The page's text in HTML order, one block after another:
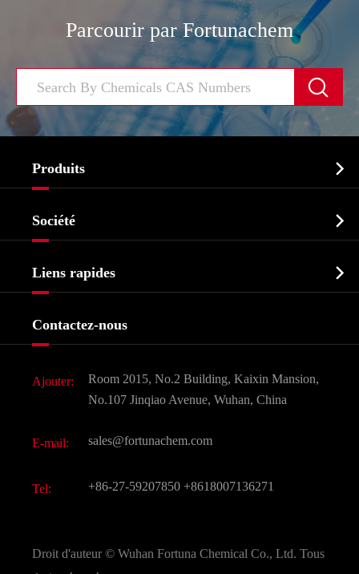
Parcourir par Fortunachem

Produits 
Biochimique
Produits agrochimiques et intermédiaires
Ingrédients cosmétiques
Saveurs et parfums
CAS chimiques
Société 
Histoire de l'entreprise
Liens rapides 
Contactez-nous
Ajouter:
Room 2015, No.2 Building, Kaixin Mansion,
No.107 Jinqiao Avenue, Wuhan, China
E-mail: sales@fortunachem.com
Tel: +86-27-59207850 +8618007136271
Droit d'auteur © Wuhan Fortuna Chemical Co., Ltd. Tous